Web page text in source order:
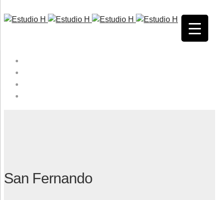
San Fernando